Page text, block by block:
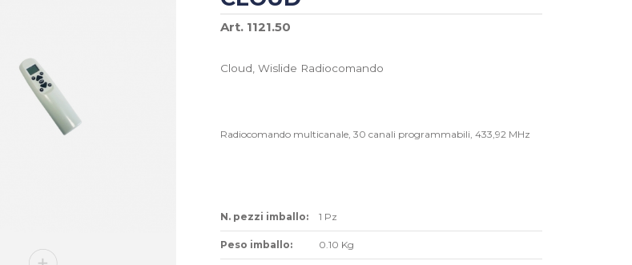
Art. 1121.50
Cloud, Wislide Radiocomando
Radiocomando multicanale, 30 canali programmabili, 433,92 MHz
N. pezzi imballo: 1 Pz
Peso imballo: 0.10 Kg